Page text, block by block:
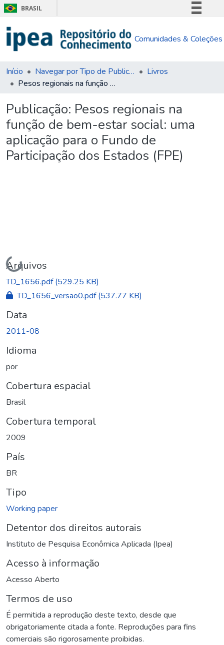
BRASIL
Comunica BR
Acesso à informação
Comunidades & Coleções
Início Navegar por Tipo de Publicação
Livros
Pesos regionais na função de bem-estar social: uma aplicação para o Fundo de Participação dos Estados (FPE)
Publicação: Pesos regionais na
função de bem-estar social: uma
aplicação para o Fundo de
Participação dos Estados (FPE)
Carregando...
Arquivos
TD_1656.pdf(529.25 KB)
TD_1656_versao0.pdf(537.77 KB)
Data
2011-08
Idioma
por
Cobertura espacial
Brasil
Cobertura temporal
2009
País
BR
Tipo
Working paper
Detentor dos direitos autorais
Instituto de Pesquisa Econômica Aplicada (Ipea)
Acesso à informação
Acesso Aberto
Termos de uso
É permitida a reprodução deste texto, desde que
obrigatoriamente citada a fonte. Reproduções para fins
comerciais são rigorosamente proibidas.